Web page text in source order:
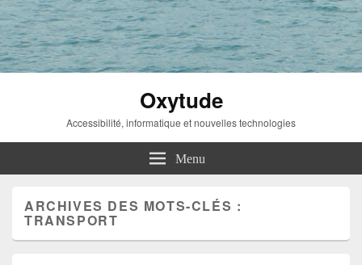
Oxytude
Accessibilité, informatique et nouvelles technologies
Menu
ARCHIVES DES MOTS-CLÉS :
TRANSPORT